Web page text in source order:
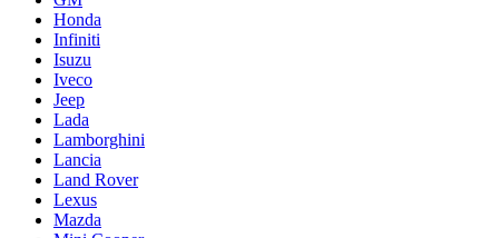
Honda
Infiniti
Isuzu
Iveco
Jeep
Lada
Lamborghini
Lancia
Land Rover
Lexus
Mazda